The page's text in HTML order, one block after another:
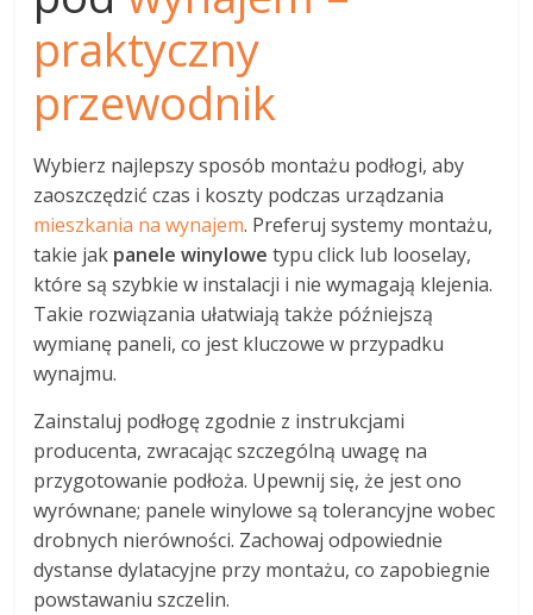
praktyczny
przewodnik
Wybierz najlepszy sposób montażu podłogi, aby
zaoszczędzić czas i koszty podczas urządzania
mieszkania na wynajem. Preferuj systemy montażu,
takie jak panele winylowe typu click lub looselay,
które są szybkie w instalacji i nie wymagają klejenia.
Takie rozwiązania ułatwiają także późniejszą
wymianę paneli, co jest kluczowe w przypadku
wynajmu.
Zainstaluj podłogę zgodnie z instrukcjami
producenta, zwracając szczególną uwagę na
przygotowanie podłoża. Upewnij się, że jest ono
wyrównane; panele winylowe są tolerancyjne wobec
drobnych nierówności. Zachowaj odpowiednie
dystanse dylatacyjne przy montażu, co zapobiegnie
powstawaniu szczelin.